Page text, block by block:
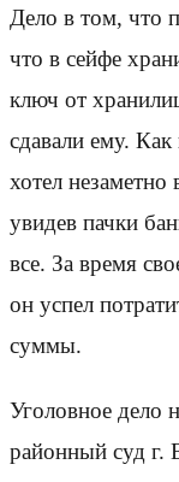
Дело в том, что
что в сейфе
ключ от
сдавали ему.
хотел незаметно
увидев пачки
все. За время
он успел
суммы.
Уголовное дело
районный суд г.